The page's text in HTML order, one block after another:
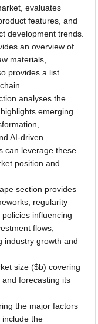
evaluates
features, and
development trends.
an overview of
materials,
provides a list
analyses the
emerging
AI-driven
can leverage these
position and
section provides
regularity
influencing
flows,
industry growth and
size ($b) covering
forecasting its
the major factors
the